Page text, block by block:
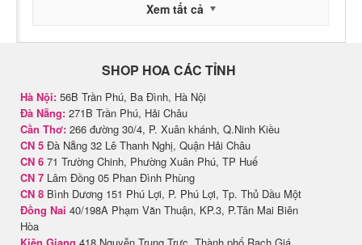
Xem tất cả
SHOP HOA CÁC TỈNH
Hà Nội: 56B Trần Phú, Ba Đình, Hà Nội
Đà Nẵng: 271B Trần Phú, Hải Châu
Cần Thơ: 266 đường 30/4, P. Xuân khánh, Q.Ninh Kiều
CN 5 Đà Nẵng 32 Lê Thanh Nghị, Quận Hải Châu
CN 6 71 Trường Chinh, Phường Xuân Phú, TP Huế
CN 7 Lâm Đồng 05 Phan Đình Phùng
CN 8 Bình Dương 151 Phú Lợi, P. Phú Lợi, Tp. Thủ Dầu Một
Đồng Nai 40/198A Phạm Văn Thuận, KP.3, P.Tân Mai Biên
Hòa